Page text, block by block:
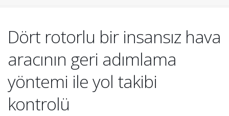
Dört rotorlu bir insansız hava
aracının geri adımlama
yöntemi ile yol takibi
kontrolü